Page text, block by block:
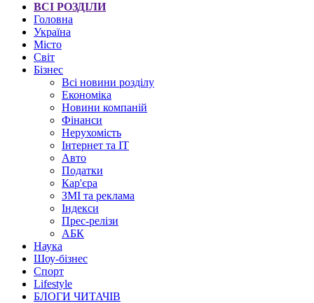
ВСІ РОЗДІЛИ
Головна
Україна
Місто
Світ
Бізнес
Всі новини розділу
Економіка
Новини компаній
Фінанси
Нерухомість
Інтернет та IT
Авто
Податки
Кар'єра
ЗМІ та реклама
Індекси
Прес-релізи
АБК
Наука
Шоу-бізнес
Спорт
Lifestyle
БЛОГИ ЧИТАЧІВ